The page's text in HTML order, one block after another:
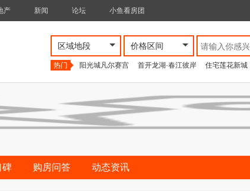
产 新闻 论坛 小鱼看房团
区域地段 价格区间
热门
阳光城凡尔赛宫 首开龙湖·春江彼岸 住宅莲花新城
碑 购房问答 动态资讯